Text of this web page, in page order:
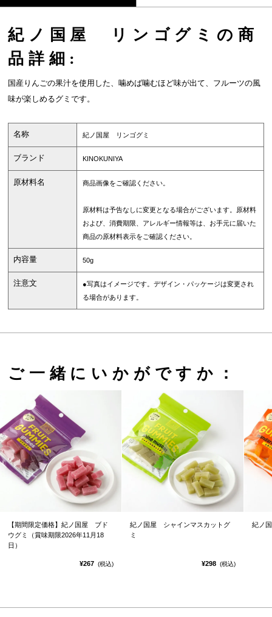
紀ノ国屋 リンゴグミの商
品詳細:
国産りんごの果汁を使用した、噛めば噛むほど味が出て、フルーツの風
味が楽しめるグミです。
名称 紀ノ国屋 リンゴグミ
ブランド KINOKUNIYA
原材料名 商品画像をご確認ください。
原材料は予告なしに変更となる場合がございます。原材料
および、消費期限、アレルギー情報等は、お手元に届いた
商品の原材料表示をご確認ください。
内容量 50g
注意文
●写真はイメージです。デザイン・パッケージは変更され
る場合があります。
ご一緒にいかがですか：
【期間限定価格】紀ノ国屋 ブド
ウグミ（賞味期限2026年11月18
日）
¥267 (税込)
紀ノ国屋 シャインマスカットグ
ミ
¥298 (税込)
紀ノ